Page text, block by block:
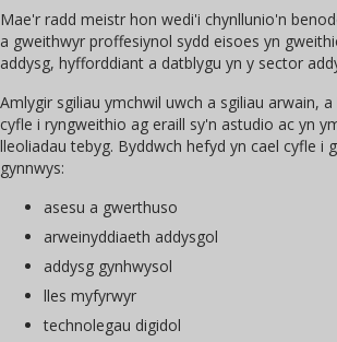
Mae'r radd meistr hon wedi'i chynllunio'n
a gweithwyr proffesiynol sydd eisoes yn
addysg, hyfforddiant a datblygu yn y sector
Amlygir sgiliau ymchwil uwch a sgiliau arwain,
cyfle i ryngweithio ag eraill sy'n astudio ac yn
lleoliadau tebyg. Byddwch hefyd yn cael cyfle i
gynnwys:
asesu a gwerthuso
arweinyddiaeth addysgol
addysg gynhwysol
lles myfyrwyr
technolegau digidol